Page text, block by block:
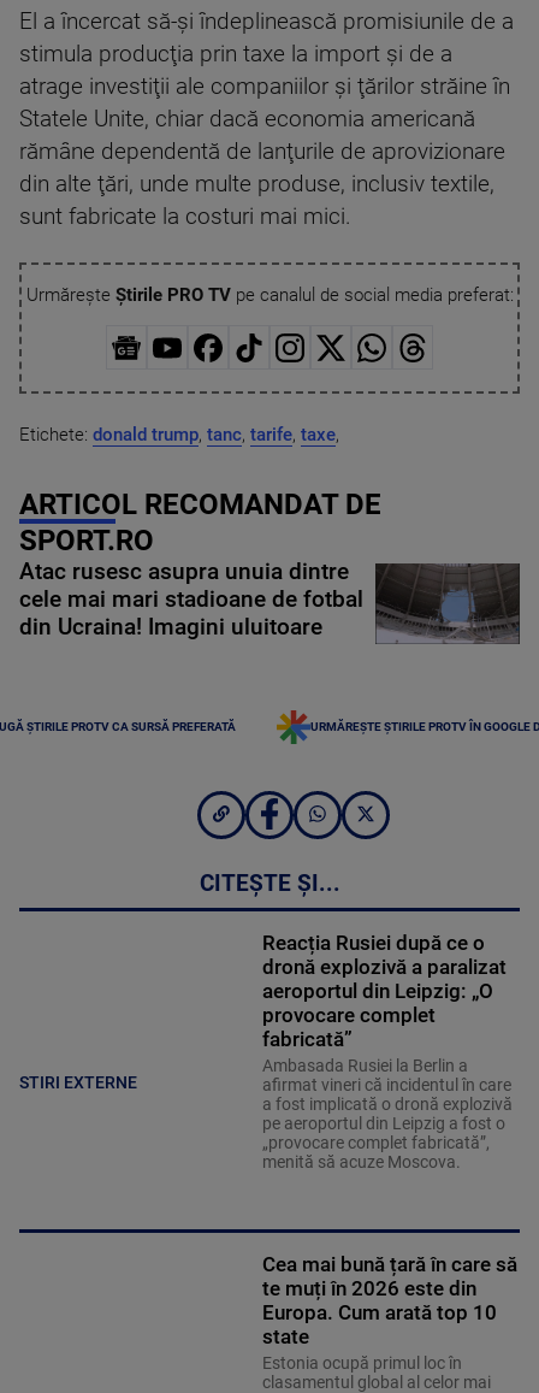
El a încercat să-şi îndeplinească promisiunile de a
stimula producţia prin taxe la import şi de a
atrage investiţii ale companiilor şi ţărilor străine în
Statele Unite, chiar dacă economia americană
rămâne dependentă de lanţurile de aprovizionare
din alte ţări, unde multe produse, inclusiv textile,
sunt fabricate la costuri mai mici.
Urmărește Știrile PRO TVpe canalul de social media preferat:
Etichete: donald trump, tanc, tarife, taxe,
ARTICOL RECOMANDAT DE
SPORT.RO
Atac rusesc asupra unuia dintre
cele mai mari stadioane de fotbal
din Ucraina! Imagini uluitoare
ȘTIRILE PROTV CA SURSĂ PREFERATĂ URMĂREȘTE ȘTIRILE PROTV ÎN GOOGLE
CITEȘTE ȘI...
STIRI EXTERNE
Reacția Rusiei după ce o
dronă explozivă a paralizat
aeroportul din Leipzig: „O
provocare complet
fabricată”
Ambasada Rusiei la Berlin a
afirmat vineri că incidentul în care
a fost implicată o dronă explozivă
pe aeroportul din Leipzig a fost o
„provocare complet fabricată”,
menită să acuze Moscova.
Cea mai bună țară în care să
te muți în 2026 este din
Europa. Cum arată top 10
state
Estonia ocupă primul loc în
clasamentul global al celor mai